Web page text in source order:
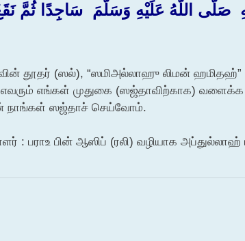
‏صَلَّى اللَّهُ عَلَيْهِ وَسَلَّمَ ‏ ‏سَاجِدًا ثُمَّ
தூதர் (ஸல்), “ஸமிஅல்லாஹு லிமன் ஹமிதஹ்”
எவரும் எங்கள் முதுகை (ஸஜ்தாவிற்காக)
நாங்கள் ஸஜ்தாச் செய்வோம்.
: பராஉ பின் ஆஸிப் (ரலி) வழியாக